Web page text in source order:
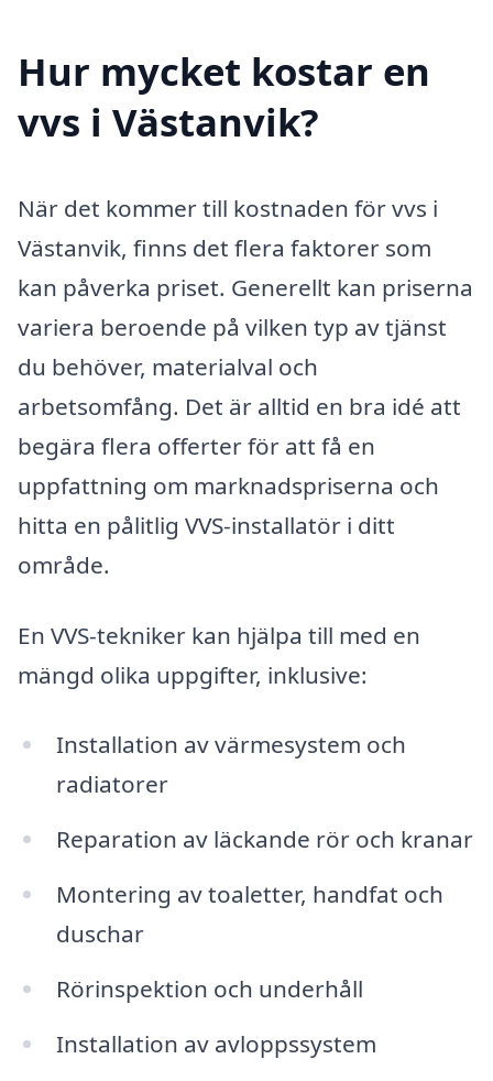
Hur mycket kostar en
vvs i Västanvik?
När det kommer till kostnaden för vvs i
Västanvik, finns det flera faktorer som
kan påverka priset. Generellt kan priserna
variera beroende på vilken typ av tjänst
du behöver, materialval och
arbetsomfång. Det är alltid en bra idé att
begära flera offerter för att få en
uppfattning om marknadspriserna och
hitta en pålitlig VVS-installatör i ditt
område.
En VVS-tekniker kan hjälpa till med en
mängd olika uppgifter, inklusive:
Installation av värmesystem och
radiatorer
Reparation av läckande rör och kranar
Montering av toaletter, handfat och
duschar
Rörinspektion och underhåll
Installation av avloppssystem